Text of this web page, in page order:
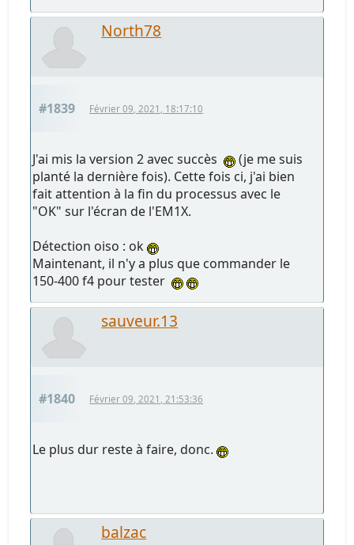
North78
#1839 Février 09, 2021, 18:17:10
J'ai mis la version 2 avec succès
(je me suis
planté la dernière fois). Cette fois ci, j'ai bien
fait attention à la fin du processus avec le
"OK" sur l'écran de l'EM1X.
Détection oiso : ok
Maintenant, il n'y a plus que commander le
150-400 f4 pour tester
sauveur.13
#1840 Février 09, 2021, 21:53:36
Le plus dur reste à faire, donc.
balzac